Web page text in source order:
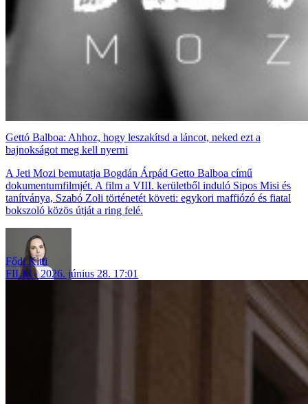
Gettó Balboa: Ahhoz, hogy leszakítsd a láncot, neked ezt a
bajnokságot meg kell nyerni
A Jeti Mozi bemutatja Bogdán Árpád Getto Balboa című
dokumentumfilmjét. A film a VIII. kerületből induló Sipos Misi és
tanítványa, Szabó Zoli történetét követi: egykori maffiózó és fiatal
bokszoló közös útját a ring felé.
Fődi Kitti
FILM
2026. június 28. 17:01